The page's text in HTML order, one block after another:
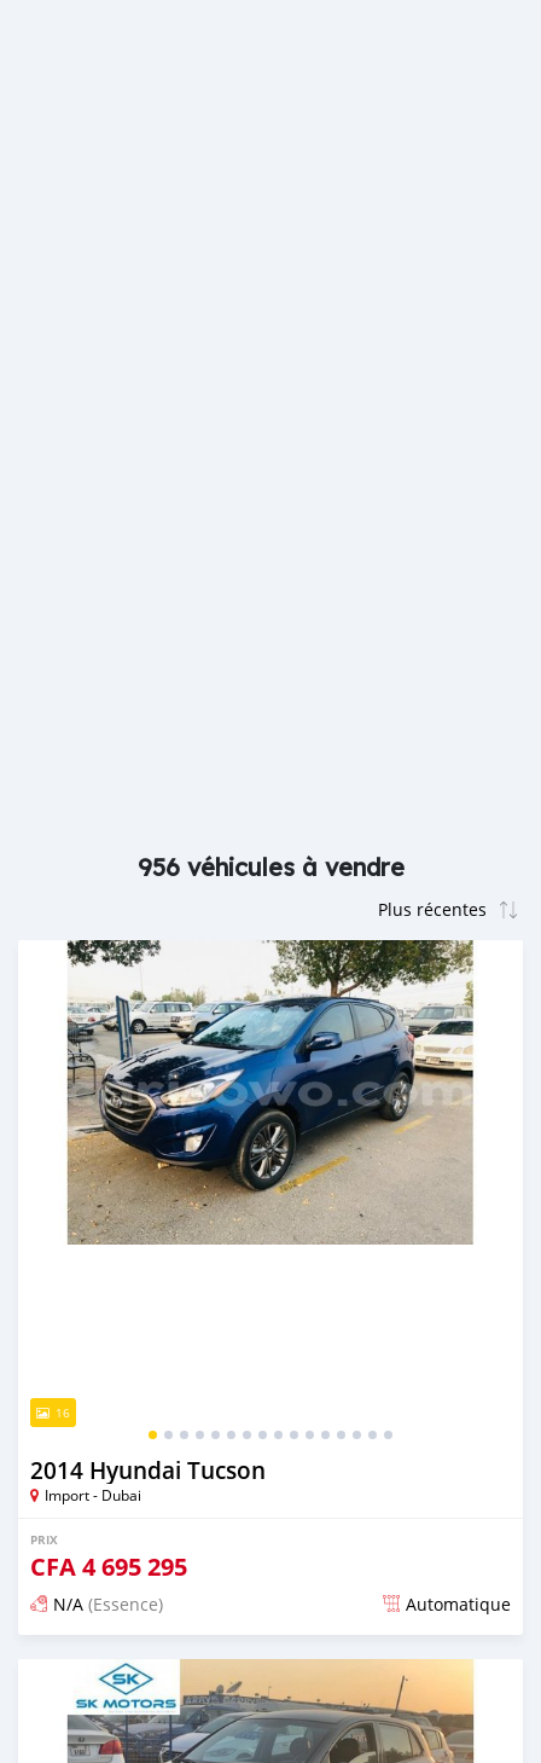
956 véhicules à vendre
16
2014 Hyundai Tucson
Import - Dubai
PRIX
CFA4 695 295
N/A (Essence) Automatique
Publié il y a presque 6 ans